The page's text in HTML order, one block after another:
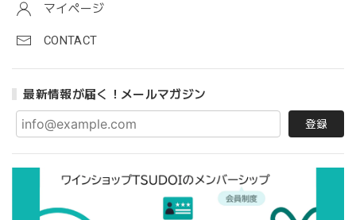
マイページ
CONTACT
最新情報が届く！メールマガジン
登録